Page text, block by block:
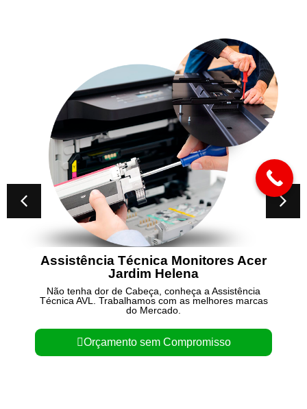
Assistência Técnica Monitores Acer
Jardim Helena
Não tenha dor de Cabeça, conheça a Assistência
Técnica AVL. Trabalhamos com as melhores marcas
do Mercado.
Orçamento sem Compromisso